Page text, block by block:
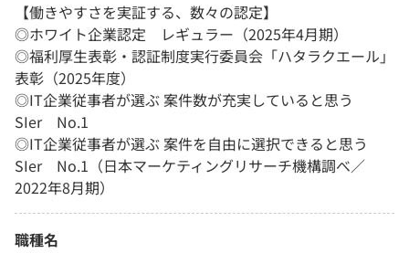
【働きやすさを実証する、数々の認定】
◎ホワイト企業認定 レギュラー（2025年4月期）
◎福利厚生表彰・認証制度実行委員会「ハタラクエール」
表彰（2025年度）
◎IT企業従事者が選ぶ 案件数が充実していると思う
SIer No.1
◎IT企業従事者が選ぶ 案件を自由に選択できると思う
SIer No.1（日本マーケティングリサーチ機構調べ／
2022年8月期）
職種名